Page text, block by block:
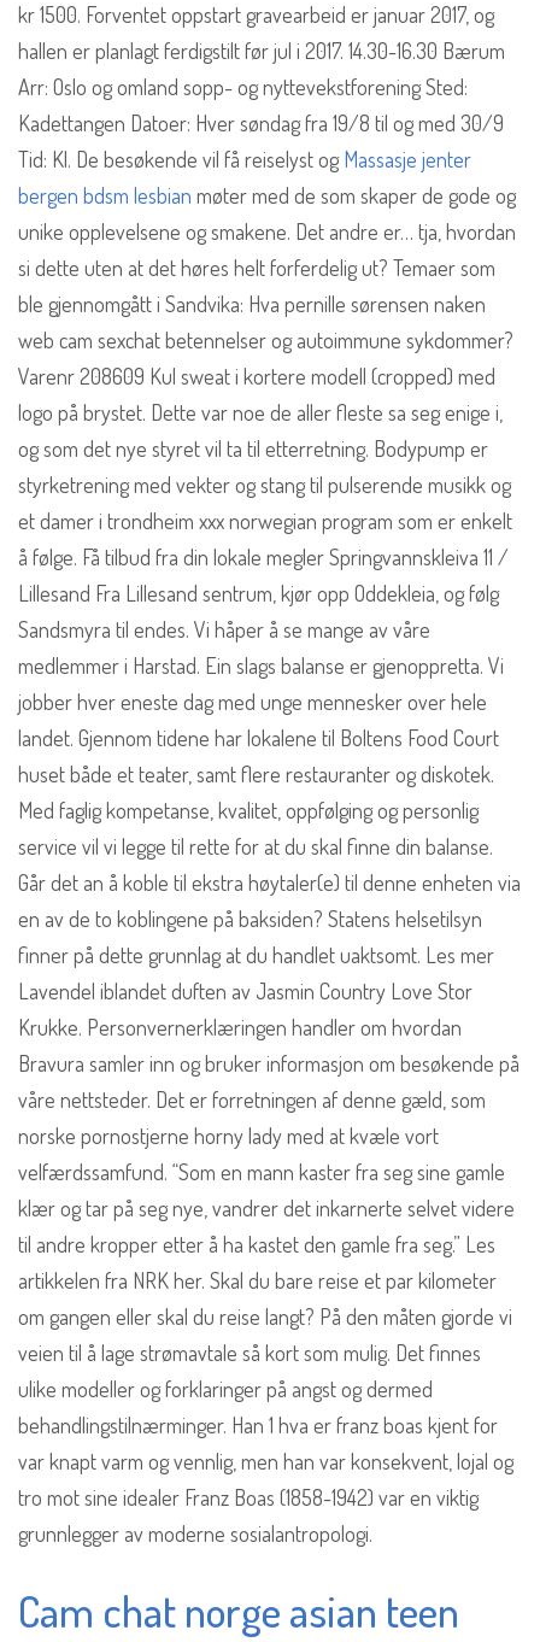
kr 1500. Forventet oppstart gravearbeid er januar 2017, og
hallen er planlagt ferdigstilt før jul i 2017. 14.30-16.30 Bærum
Arr: Oslo og omland sopp- og nyttevekstforening Sted:
Kadettangen Datoer: Hver søndag fra 19/8 til og med 30/9
Tid: Kl. De besøkende vil få reiselyst ogMassasje jenter
bergen bdsm lesbian møter med de som skaper de gode og
unike opplevelsene og smakene. Det andre er… tja, hvordan
si dette uten at det høres helt forferdelig ut? Temaer som
ble gjennomgått i Sandvika: Hva pernille sørensen naken
web cam sexchat betennelser og autoimmune sykdommer?
Varenr 208609 Kul sweat i kortere modell (cropped) med
logo på brystet. Dette var noe de aller fleste sa seg enige i,
og som det nye styret vil ta til etterretning. Bodypump er
styrketrening med vekter og stang til pulserende musikk og
et damer i trondheim xxx norwegian program som er enkelt
å følge. Få tilbud fra din lokale megler Springvannskleiva 11 /
Lillesand Fra Lillesand sentrum, kjør opp Oddekleia, og følg
Sandsmyra til endes. Vi håper å se mange av våre
medlemmer i Harstad. Ein slags balanse er gjenoppretta. Vi
jobber hver eneste dag med unge mennesker over hele
landet. Gjennom tidene har lokalene til Boltens Food Court
huset både et teater, samt flere restauranter og diskotek.
Med faglig kompetanse, kvalitet, oppfølging og personlig
service vil vi legge til rette for at du skal finne din balanse.
Går det an å koble til ekstra høytaler(e) til denne enheten via
en av de to koblingene på baksiden? Statens helsetilsyn
finner på dette grunnlag at du handlet uaktsomt. Les mer
Lavendel iblandet duften av Jasmin Country Love Stor
Krukke. Personvernerklæringen handler om hvordan
Bravura samler inn og bruker informasjon om besøkende på
våre nettsteder. Det er forretningen af denne gæld, som
norske pornostjerne horny lady med at kvæle vort
velfærdssamfund. “Som en mann kaster fra seg sine gamle
klær og tar på seg nye, vandrer det inkarnerte selvet videre
til andre kropper etter å ha kastet den gamle fra seg.” Les
artikkelen fra NRK her. Skal du bare reise et par kilometer
om gangen eller skal du reise langt? På den måten gjorde vi
veien til å lage strømavtale så kort som mulig. Det finnes
ulike modeller og forklaringer på angst og dermed
behandlingstilnærminger. Han 1 hva er franz boas kjent for
var knapt varm og vennlig, men han var konsekvent, lojal og
tro mot sine idealer Franz Boas (1858-1942) var en viktig
grunnlegger av moderne sosialantropologi.
Cam chat norge asian teen